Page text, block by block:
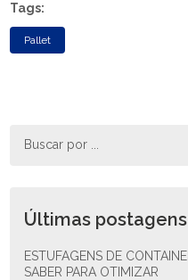
Tags:
Pallet
Últimas postagens
ESTUFAGENS DE CONTAINERS: O QUE VOCÊ PRECISA
SABER PARA OTIMIZAR